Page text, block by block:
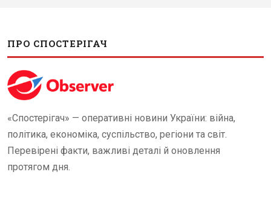
ПРО СПОСТЕРІГАЧ
«Спостерігач» — оперативні новини України: війна,
політика, економіка, суспільство, регіони та світ.
Перевірені факти, важливі деталі й оновлення
протягом дня.